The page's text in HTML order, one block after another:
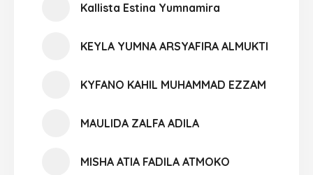
Kallista Estina Yumnamira
KEYLA YUMNA ARSYAFIRA ALMUKTI
KYFANO KAHIL MUHAMMAD EZZAM
MAULIDA ZALFA ADILA
MISHA ATIA FADILA ATMOKO